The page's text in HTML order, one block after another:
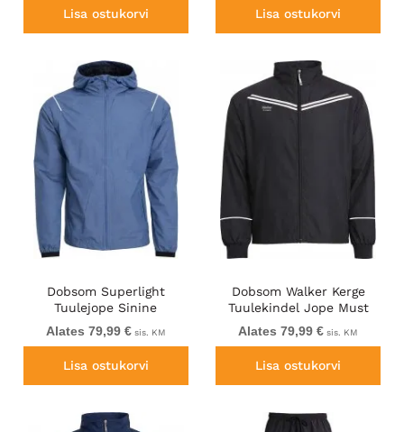
Lisa ostukorvi Lisa ostukorvi
Dobsom Superlight
Tuulejope Sinine
Alates 79,99 €sis. KM
Lisa ostukorvi
Dobsom Walker Kerge
Tuulekindel Jope Must
Alates 79,99 € sis. KM
Lisa ostukorvi